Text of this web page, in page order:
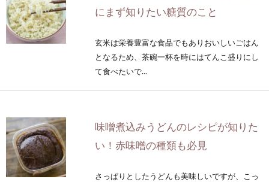
にまず知りたい糖質のこと
玄米は栄養豊富な食品でもありおいしいごはん
となるため、茶碗一杯を時にはてんこ盛りにし
て食べたいで...
味噌煮込みうどんのレシピが知りた
い！赤味噌の種類も必見
さっぱりとしたうどんも美味しいですが、こっ